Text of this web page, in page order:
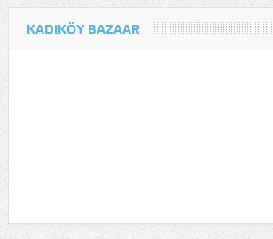
KADIKÖY BAZAAR